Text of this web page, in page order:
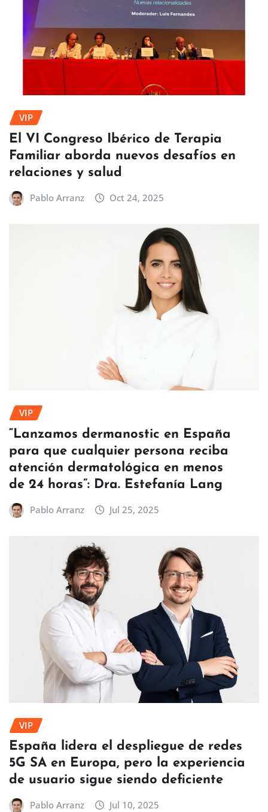
VIP
El VI Congreso Ibérico de Terapia
Familiar aborda nuevos desafíos en
relaciones y salud
Pablo Arranz Oct 24, 2025
VIP
“Lanzamos dermanostic en España
para que cualquier persona reciba
atención dermatológica en menos
de 24 horas”: Dra. Estefanía Lang
Pablo Arranz Jul 25, 2025
VIP
España lidera el despliegue de redes
5G SA en Europa, pero la experiencia
de usuario sigue siendo deficiente
Pablo Arranz Jul 10, 2025